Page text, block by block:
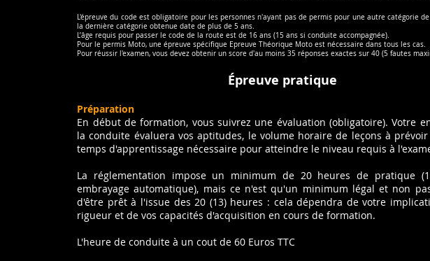
L'épreuve du code est obligatoire pour les personnes n'ayant pas de permis pour une autre catégorie
la dernière catégorie obtenue date de plus de 5 ans.
L’âge requis pour passer le code de la route est de 16 ans (15 ans si conduite accompagnée).
Pour le permis Moto, une épreuve spécifique Epreuve Théorique Moto est nécessaire dans tous les cas.
Pour réussir l'examen, vous devez obtenir un score d'au moins 35 réponses exactes sur 40 (5 fautes
Épreuve pratique
Préparation
En début de formation, vous suivrez une évaluation (obligatoire). Votre
la conduite évaluera vos aptitudes, le volume horaire de leçons à
temps d'apprentissage nécessaire pour atteindre le niveau requis à
La réglementation impose un minimum de 20 heures de pratique
embrayage automatique), mais ce n'est qu'un minimum légal et non
d'être prêt à l'issue des 20 (13) heures : cela dépendra de votre
rigueur et de vos capacités d'acquisition en cours de formation.
L'heure de conduite à un cout de 60 Euros TTC